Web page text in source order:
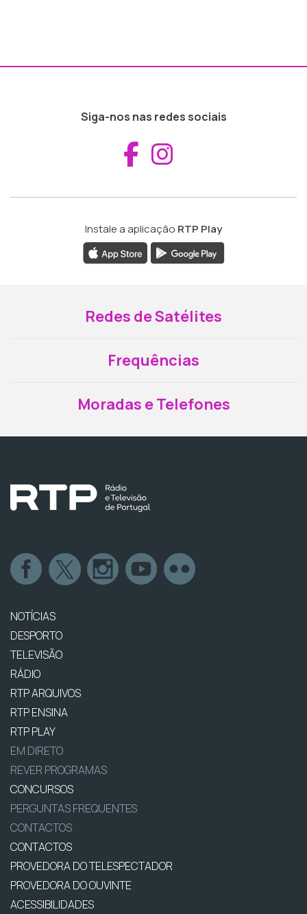
Siga-nos nas redes sociais
Aceder ao
Instale a aplicação RTP Play
Redes de Satélites
Frequências
Moradas e Telefones
NOTÍCIAS
DESPORTO
TELEVISÃO
RÁDIO
RTP ARQUIVOS
RTP ENSINA
RTP PLAY
EM DIRETO
REVER PROGRAMAS
CONCURSOS
PERGUNTAS FREQUENTES
CONTACTOS
CONTACTOS
PROVEDORA DO TELESPECTADOR
PROVEDORA DO OUVINTE
ACESSIBILIDADES